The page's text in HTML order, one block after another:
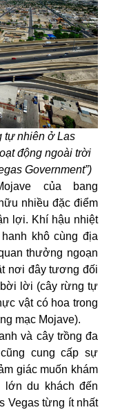
tự nhiên ởLas
động ngoài trời
Government”)
của bang
nhiều đặc điểm
lợi. Khí hậu nhiệt
khô cùng địa
thưởng ngoạn
nơi đây tương đối
lời (cây rừng tự
vật có hoa trong
mạc Mojave).
và cây trồng đa
cung cấp sự
giác muốn khám
lớn du khách đến
Vegastừng ít nhất